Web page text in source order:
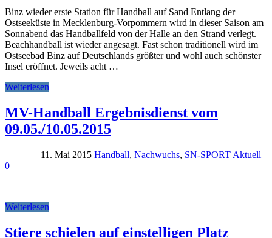
Binz wieder erste Station für Handball auf Sand Entlang der
Ostseeküste in Mecklenburg-Vorpommern wird in dieser Saison am
Sonnabend das Handballfeld von der Halle an den Strand verlegt.
Beachhandball ist wieder angesagt. Fast schon traditionell wird im
Ostseebad Binz auf Deutschlands größter und wohl auch schönster
Insel eröffnet. Jeweils acht …
Weiterlesen
MV-Handball Ergebnisdienst vom
09.05./10.05.2015
11. Mai 2015 Handball, Nachwuchs, SN-SPORT Aktuell
0
Weiterlesen
Stiere schielen auf einstelligen Platz